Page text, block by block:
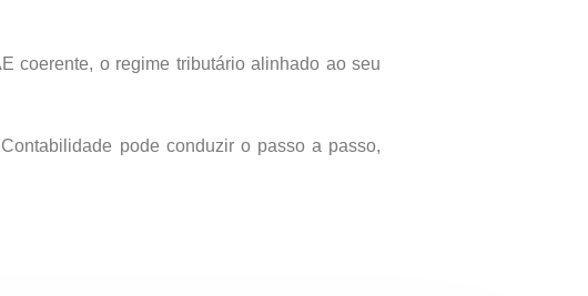
coerente, o regime tributário alinhado ao seu
pode conduzir o passo a passo,